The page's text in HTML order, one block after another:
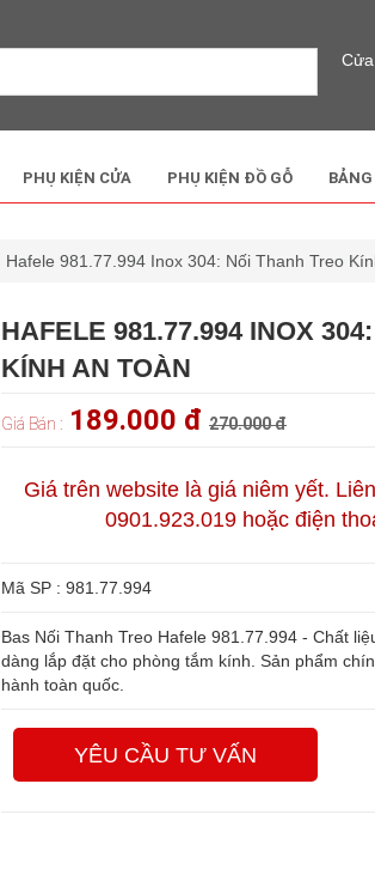
PHỤ KIỆN CỬA PHỤ KIỆN ĐỒ GỖ
Hafele 981.77.994 Inox 304: Nối Thanh Treo
HAFELE 981.77.994 INOX
KÍNH AN TOÀN
Giá Bán : 189.000 đ 270.000 đ
Giá trên website là giá niêm yết.
0901.923.019 hoặc điện
Mã SP : 981.77.994
Bas Nối Thanh Treo Hafele 981.77.994 - Chất
dàng lắp đặt cho phòng tắm kính. Sản phẩm
hành toàn quốc.
YÊU CẦU TƯ VẤN